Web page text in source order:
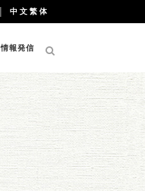
中文繁体
情報発信